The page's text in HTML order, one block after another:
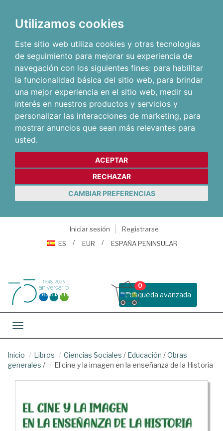
Utilizamos cookies
Este sitio web utiliza cookies y otras tecnologías
de seguimiento para mejorar su experiencia de
navegación con los siguientes fines: para habilitar
la funcionalidad básica del sitio web, para brindar
una mejor experiencia en el sitio web, medir su
interés en nuestros productos y servicios y
personalizar las interacciones de marketing, para
mostrar anuncios que sean más relevantes para
usted.
ACEPTAR
RECHAZAR
CAMBIAR PREFERENCIAS
Iniciar sesión
Registrarse
ES
EUR ESPAÑA PENINSULAR
Busqueda avanzada
0
Toggle navigation
Inicio Libros Ciencias Sociales / Educación /Obras
generales / El cine y la imagen en la enseñanza de la Historia